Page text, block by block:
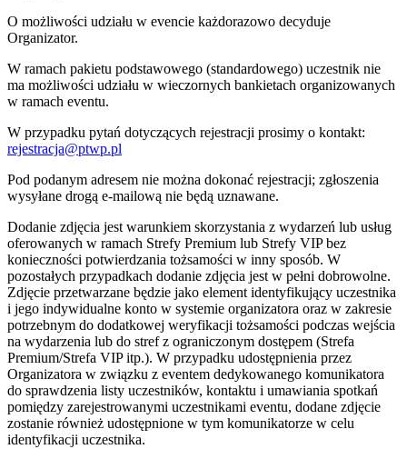
O możliwości udziału w evencie każdorazowo decyduje
Organizator.
W ramach pakietu podstawowego (standardowego) uczestnik nie
ma możliwości udziału w wieczornych bankietach organizowanych
w ramach eventu.
W przypadku pytań dotyczących rejestracji prosimy o kontakt:
rejestracja@ptwp.pl
Pod podanym adresem nie można dokonać rejestracji; zgłoszenia
wysyłane drogą e-mailową nie będą uznawane.
Dodanie zdjęcia jest warunkiem skorzystania z wydarzeń lub usług
oferowanych w ramach Strefy Premium lub Strefy VIP bez
konieczności potwierdzania tożsamości w inny sposób. W
pozostałych przypadkach dodanie zdjęcia jest w pełni dobrowolne.
Zdjęcie przetwarzane będzie jako element identyfikujący uczestnika
i jego indywidualne konto w systemie organizatora oraz w zakresie
potrzebnym do dodatkowej weryfikacji tożsamości podczas wejścia
na wydarzenia lub do stref z ograniczonym dostępem (Strefa
Premium/Strefa VIP itp.). W przypadku udostępnienia przez
Organizatora w związku z eventem dedykowanego komunikatora
do sprawdzenia listy uczestników, kontaktu i umawiania spotkań
pomiędzy zarejestrowanymi uczestnikami eventu, dodane zdjęcie
zostanie również udostępnione w tym komunikatorze w celu
identyfikacji uczestnika.